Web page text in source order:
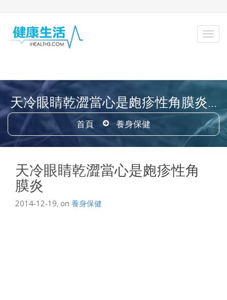
天冷眼睛乾澀當心是皰疹性角膜炎...
首頁 養身保健
天冷眼睛乾澀當心是皰疹性角
膜炎
2014-12-19, on 養身保健